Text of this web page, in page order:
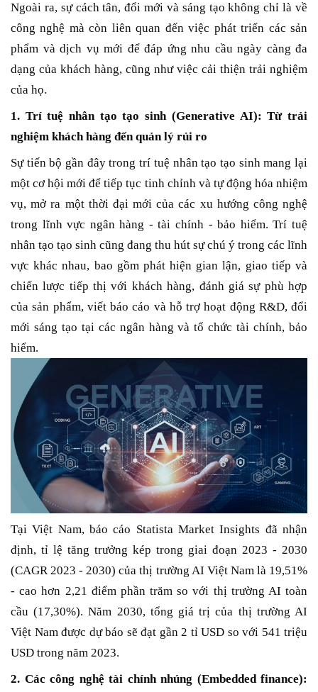
Ngoài ra, sự cách tân, đổi mới và sáng tạo không chỉ là về
công nghệ mà còn liên quan đến việc phát triển các sản
phẩm và dịch vụ mới để đáp ứng nhu cầu ngày càng đa
dạng của khách hàng, cũng như việc cải thiện trải nghiệm
của họ.
1. Trí tuệ nhân tạo tạo sinh (Generative AI): Từ trải
nghiệm khách hàng đến quản lý rủi ro
Sự tiến bộ gần đây trong trí tuệ nhân tạo tạo sinh mang lại
một cơ hội mới để tiếp tục tinh chỉnh và tự động hóa nhiệm
vụ, mở ra một thời đại mới của các xu hướng công nghệ
trong lĩnh vực ngân hàng - tài chính - bảo hiểm. Trí tuệ
nhân tạo tạo sinh cũng đang thu hút sự chú ý trong các lĩnh
vực khác nhau, bao gồm phát hiện gian lận, giao tiếp và
chiến lược tiếp thị với khách hàng, đánh giá sự phù hợp
của sản phẩm, viết báo cáo và hỗ trợ hoạt động R&D, đổi
mới sáng tạo tại các ngân hàng và tổ chức tài chính, bảo
hiểm.
Tại Việt Nam, báo cáo Statista Market Insights đã nhận
định, tỉ lệ tăng trưởng kép trong giai đoạn 2023 - 2030
(CAGR 2023 - 2030) của thị trường AI Việt Nam là 19,51%
- cao hơn 2,21 điểm phần trăm so với thị trường AI toàn
cầu (17,30%). Năm 2030, tổng giá trị của thị trường AI
Việt Nam được dự báo sẽ đạt gần 2 tỉ USD so với 541 triệu
USD trong năm 2023.
2. Các công nghệ tài chính nhúng (Embedded finance):